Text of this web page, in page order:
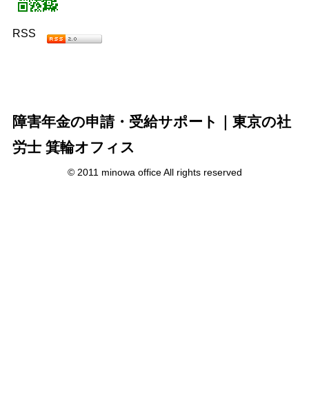
RSS
障害年金の申請・受給サポート｜東京の社
労士 箕輪オフィス
© 2011 minowa office All rights reserved